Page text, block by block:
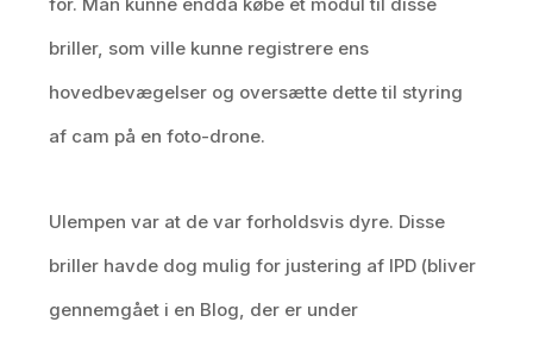
for. Man kunne endda købe et modul til disse
briller, som ville kunne registrere ens
hovedbevægelser og oversætte dette til styring
af cam på en foto-drone.
Ulempen var at de var forholdsvis dyre. Disse
briller havde dog mulig for justering af IPD (bliver
gennemgået i en Blog, der er under